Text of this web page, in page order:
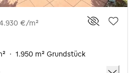
€/m²
· 1.950 m² Grundstück